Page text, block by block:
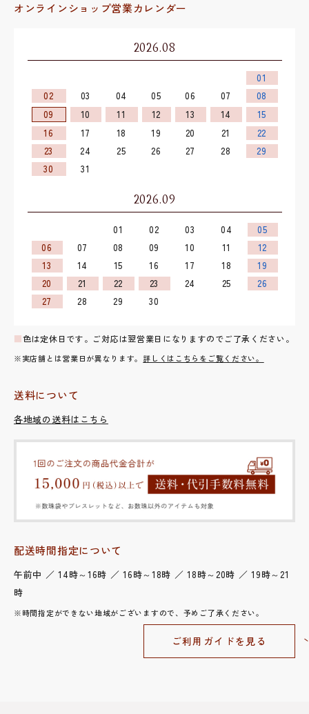
オンラインショップ営業カレンダー
2026.08
01
02
03 04 05 06 07
08
09
10 11 12 13 14
15
16
17 18 19 20 21
22
23
24 25 26 27 28
29
30
31
2026.09
01 02 03 04
05
06
07 08 09 10 11
12
13
14 15 16 17 18
19
20
21 22 23 24 25
26
27
28 29 30
■色は定休日です。ご対応は翌営業日になりますのでご了承ください。
※実店舗とは営業日が異なります。 詳しくはこちらをご覧ください。
送料について
各地域の送料はこちら
配送時間指定について
午前中 ／ 14時～16時 ／ 16時～18時 ／ 18時～20時 ／ 19時～21
時
※時間指定ができない地域がございますので、予めご了承ください。
ご利用ガイドを見る